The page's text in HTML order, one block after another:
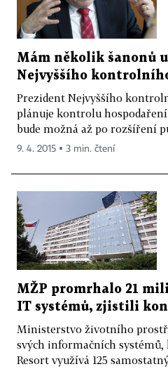
Mám několik šanonů
Nejvyššího
Prezident Nejvyššího
plánuje kontrolu hospodaření
bude možná až po rozšíření
9. 4. 2015 ▪ 3 min. čtení
MŽP promrhalo 21
IT systémů, zjistili
Ministerstvo životního
svých informačních systémů,
Resort využívá 125